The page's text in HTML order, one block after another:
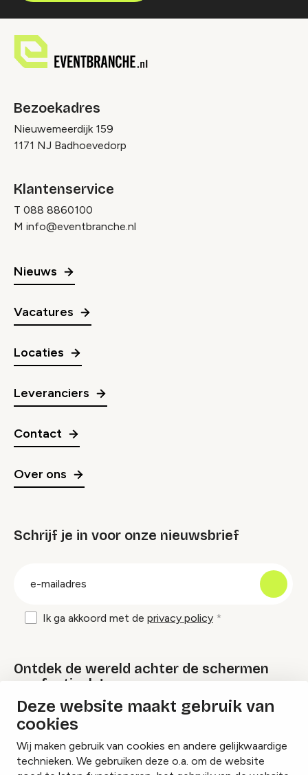
Deze website maakt gebruik van
cookies
Wij maken gebruik van cookies en andere gelijkwaardige
technieken. We gebruiken deze o.a. om de website
Bezoekadres
Nieuwemeerdijk 159
1171 NJ Badhoevedorp
Klantenservice
T 088 8860100
M info@eventbranche.nl
Nieuws
Vacatures
Locaties
Leveranciers
Contact
Over ons
Schrijf je in voor onze nieuwsbrief
Ik ga akkoord met de privacy policy
Ontdek de wereld achter de schermen
van festivals!
Lees onze Festival Specials